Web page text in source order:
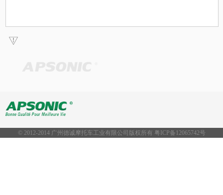
© 2012-2014 广州德诚摩托车工业有限公司版权所有 粤ICP备12065742号